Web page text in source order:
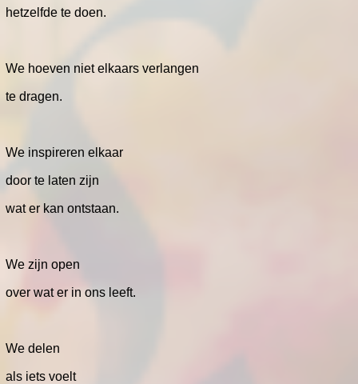
hetzelfde te doen.
We hoeven niet elkaars verlangen
te dragen.
We inspireren elkaar
door te laten zijn
wat er kan ontstaan.
We zijn open
over wat er in ons leeft.
We delen
als iets voelt